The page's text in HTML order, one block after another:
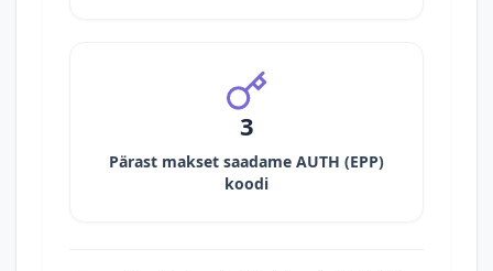
3
Pärast makset saadame AUTH (EPP)
koodi